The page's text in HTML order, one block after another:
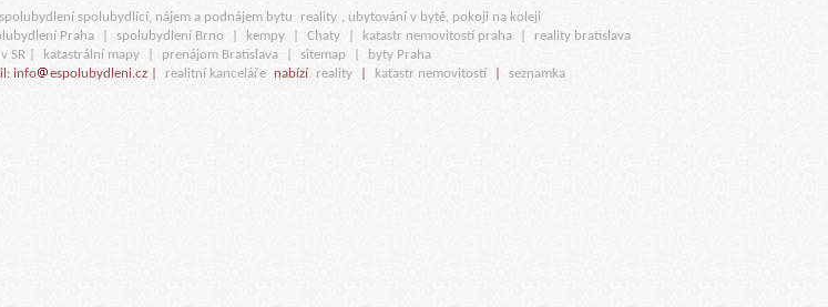
spolubydlení spolubydlící, nájem a podnájem bytu reality
, ubytování v bytě, pokoji na koleji
Praha spolubydlení Brno kempy Chaty katastr nemovitostí praha
reality bratislava
v SR | katastrální mapy prenájom Bratislava sitemap
byty Praha
info espolubydleni.cz | realitní kanceláře nabízí reality katastr nemovitostí seznamka